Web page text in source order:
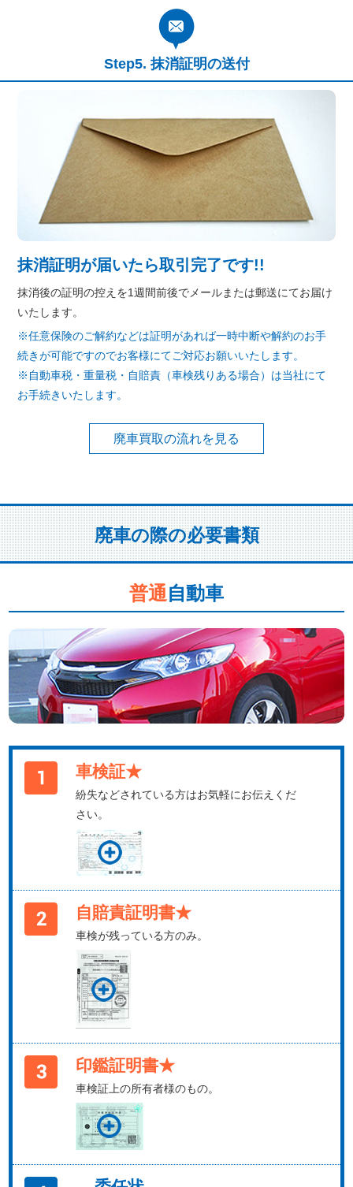
抹消証明の送付
抹消証明が届いたら取引完了です!!
抹消後の証明の控えを1週間前後でメールまたは郵送にてお届け
いたします。
※任意保険のご解約などは証明があれば一時中断や解約のお手
続きが可能ですのでお客様にてご対応お願いいたします。
※自動車税・重量税・自賠責（車検残りある場合）は当社にて
お手続きいたします。
廃車買取の流れを見る
廃車の際の必要書類
普通自動車
車検証★
紛失などされている方はお気軽にお伝えくだ
さい。
自賠責証明書★
車検が残っている方のみ。
印鑑証明書★
車検証上の所有者様のもの。